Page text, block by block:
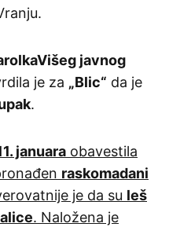
javnog
je za „Blic“ da je
.
januara obavestila
raskomadani
je da su leš
. Naložena je